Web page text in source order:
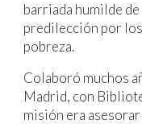
barriada humilde
predilección por
pobreza.
Colaboró muchos
Madrid, con
misión era